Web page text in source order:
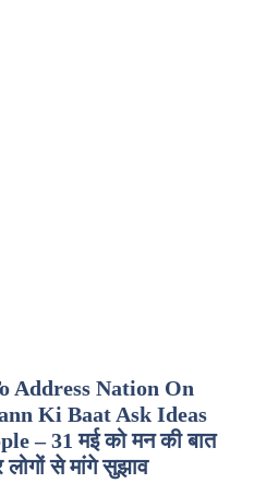
Address Nation On
Ki Baat Ask Ideas
– 31 मई को मन की बात
लोगों से मांगे सुझाव